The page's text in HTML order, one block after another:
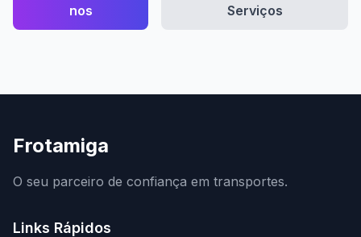
nos
Serviços
Frotamiga
O seu parceiro de confiança em transportes.
Links Rápidos